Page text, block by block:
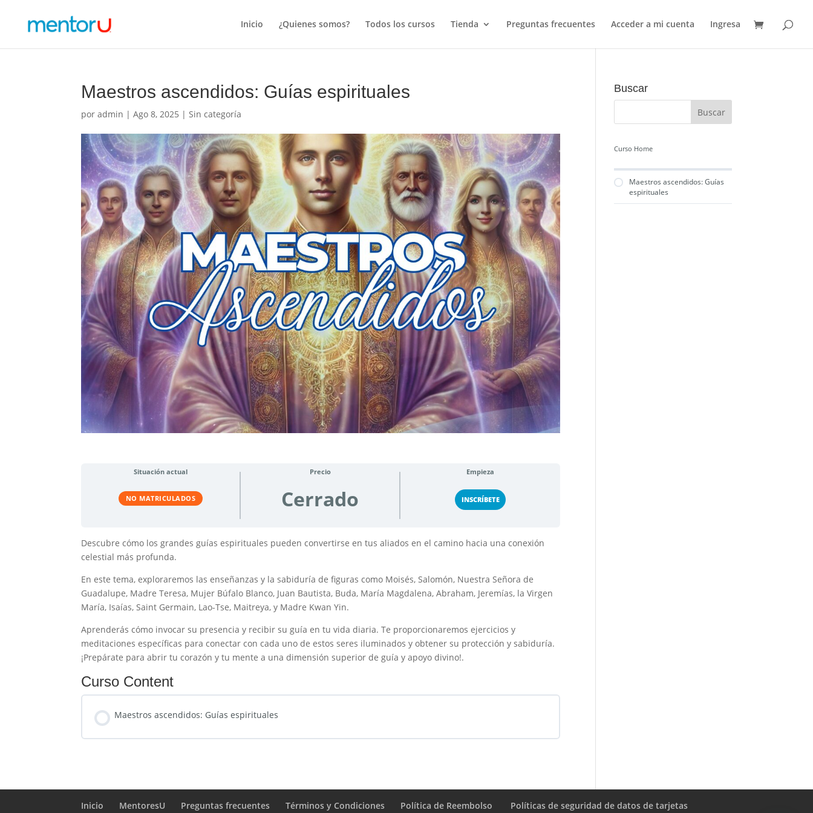
Inicio ¿Quienes somos? Todos los cursos Tienda Preguntas frecuentes Acceder a mi cuenta Ingresa
Maestros ascendidos: Guías espirituales
poradmin |Ago 8, 2025 | Sin categoría
Situación actual
NO MATRICULADOS
Precio
Cerrado
Empieza
INSCRÍBETE
Descubre cómo los grandes guías espirituales pueden convertirse en tus aliados en el camino hacia una conexión
celestial más profunda.
En este tema, exploraremos las enseñanzas y la sabiduría de figuras como Moisés, Salomón, Nuestra Señora de
Guadalupe, Madre Teresa, Mujer Búfalo Blanco, Juan Bautista, Buda, María Magdalena, Abraham, Jeremías, la Virgen
María, Isaías, Saint Germain, Lao-Tse, Maitreya, y Madre Kwan Yin.
Aprenderás cómo invocar su presencia y recibir su guía en tu vida diaria. Te proporcionaremos ejercicios y
meditaciones específicas para conectar con cada uno de estos seres iluminados y obtener su protección y sabiduría.
¡Prepárate para abrir tu corazón y tu mente a una dimensión superior de guía y apoyo divino!.
Curso Content
Maestros ascendidos: Guías espirituales
Buscar
Curso Home
Maestros ascendidos: Guías
espirituales
Inicio MentoresU Preguntas frecuentes Términos y Condiciones Política de Reembolso Políticas de seguridad de datos de tarjetas